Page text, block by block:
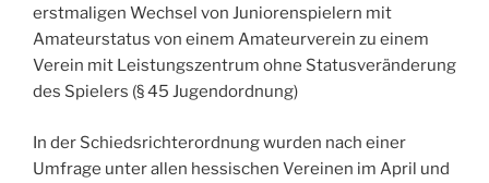
erstmaligen Wechsel von Juniorenspielern mit
Amateurstatus von einem Amateurverein zu einem
Verein mit Leistungszentrum ohne Statusveränderung
des Spielers (§ 45 Jugendordnung)
In der Schiedsrichterordnung wurden nach einer
Umfrage unter allen hessischen Vereinen im April und